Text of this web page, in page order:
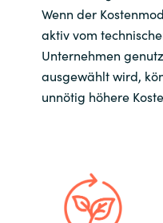
Wenn der
aktiv vom
Unternehmen
ausgewählt wird,
unnötig höhere